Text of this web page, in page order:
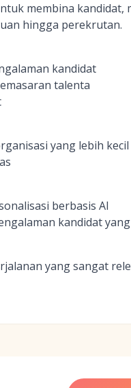
membina kandidat,
hingga perekrutan.
kandidat
talenta
yang lebih kecil
berbasis AI
kandidat
yang sangat